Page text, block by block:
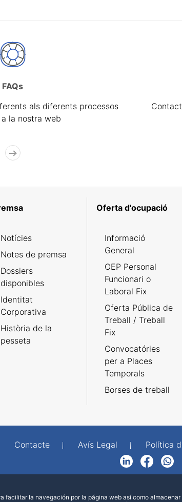
FAQs
als diferents processos
la nostra web
Notícies
Notes de premsa
Dossiers
disponibles
Identitat
Corporativa
Història de la
pesseta
Oferta d'ocupació
Informació
General
OEP Personal
Funcionari o
Laboral Fix
Oferta Pública de
Treball / Treball
Fix
Convocatóries
per a Places
Temporals
Borses de treball
Contacte Avís Legal Política
FacebookWhatsApp
facilitar la navegación por la página web así como